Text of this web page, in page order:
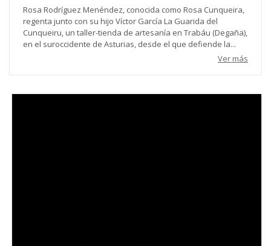
Rosa Rodríguez Menéndez, conocida como Rosa Cunqueira,
regenta junto con su hijo Víctor García La Guarida del
Cunqueiru, un taller-tienda de artesanía en Trabáu (Degaña),
en el suroccidente de Asturias, desde el que defiende la...
Ver más